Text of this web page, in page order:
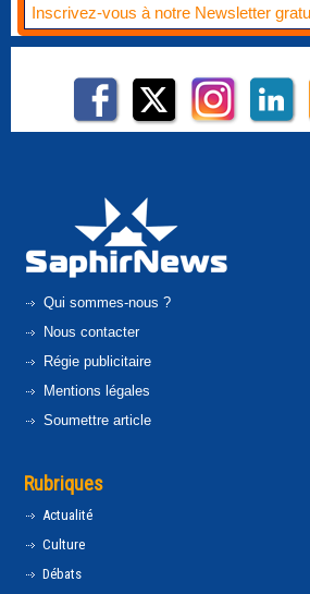
Qui sommes-nous ?
Nous contacter
Régie publicitaire
Mentions légales
Soumettre article
Rubriques
Actualité
Culture
Débats